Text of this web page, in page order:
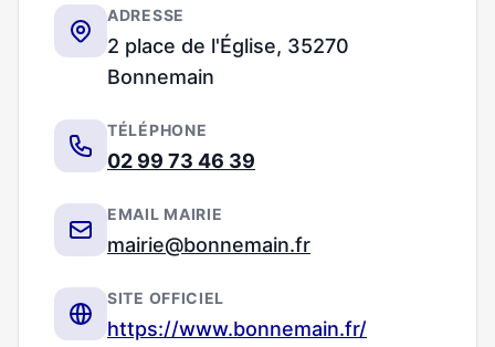
ADRESSE
2 place de l'Église, 35270
Bonnemain
TÉLÉPHONE
02 99 73 46 39
EMAIL MAIRIE
mairie@bonnemain.fr
SITE OFFICIEL
https://www.bonnemain.fr/